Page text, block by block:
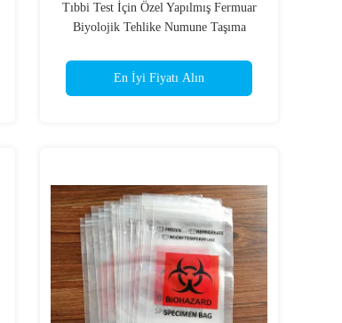
Tıbbi Test İçin Özel Yapılmış Fermuar
Biyolojik Tehlike Numune Taşıma
En İyi Fiyatı Alın